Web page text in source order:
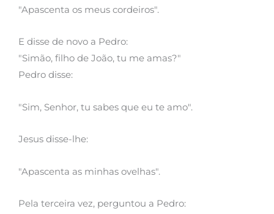
"Apascenta os meus cordeiros".
E disse de novo a Pedro:
"Simão, filho de João, tu me amas?"
Pedro disse:
"Sim, Senhor, tu sabes que eu te amo".
Jesus disse-lhe:
"Apascenta as minhas ovelhas".
Pela terceira vez, perguntou a Pedro: